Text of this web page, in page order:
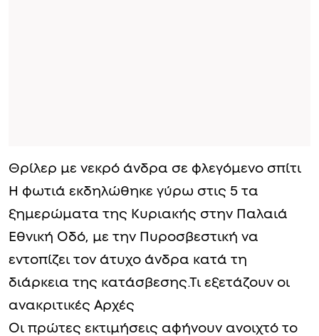
Θρίλερ με νεκρό άνδρα σε φλεγόμενο σπίτι
Η φωτιά εκδηλώθηκε γύρω στις 5 τα
ξημερώματα της Κυριακής στην Παλαιά
Εθνική Οδό, με την Πυροσβεστική να
εντοπίζει τον άτυχο άνδρα κατά τη
διάρκεια της κατάσβεσης.Τι εξετάζουν οι
ανακριτικές Αρχές
Οι πρώτες εκτιμήσεις αφήνουν ανοιχτό το